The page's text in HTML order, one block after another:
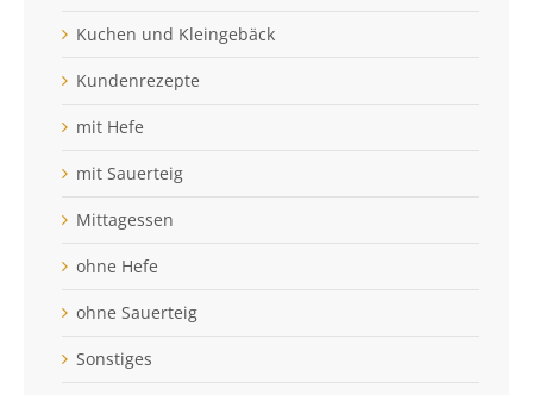
Kuchen und Kleingebäck
Kundenrezepte
mit Hefe
mit Sauerteig
Mittagessen
ohne Hefe
ohne Sauerteig
Sonstiges